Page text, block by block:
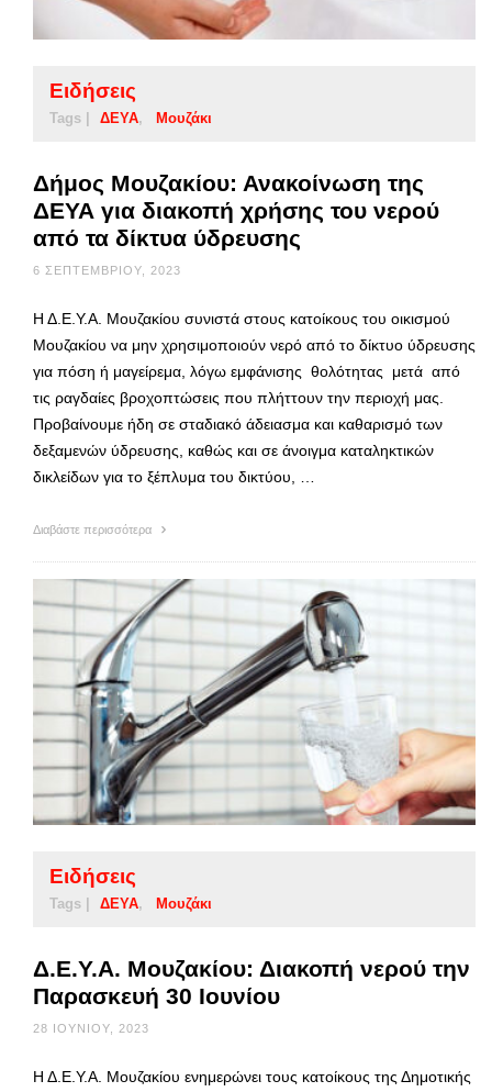
Ειδήσεις
Tags | ΔΕΥΑ Μουζάκι
Δήμος Μουζακίου: Ανακοίνωση της
ΔΕΥΑ για διακοπή χρήσης του νερού
από τα δίκτυα ύδρευσης
6 ΣΕΠΤΕΜΒΡΊΟΥ, 2023
Η Δ.Ε.Υ.Α. Μουζακίου συνιστά στους κατοίκους του οικισμού
Μουζακίου να μην χρησιμοποιούν νερό από το δίκτυο ύδρευσης
για πόση ή μαγείρεμα, λόγω εμφάνισης θολότητας μετά από
τις ραγδαίες βροχοπτώσεις που πλήττουν την περιοχή μας.
Προβαίνουμε ήδη σε σταδιακό άδειασμα και καθαρισμό των
δεξαμενών ύδρευσης, καθώς και σε άνοιγμα καταληκτικών
δικλείδων για το ξέπλυμα του δικτύου, …
Διαβάστε περισσότερα
Ειδήσεις
Tags | ΔΕΥΑ Μουζάκι
Δ.Ε.Υ.Α. Μουζακίου: Διακοπή νερού την
Παρασκευή 30 Ιουνίου
28 ΙΟΥΝΊΟΥ, 2023
Η Δ.Ε.Υ.Α. Μουζακίου ενημερώνει τους κατοίκους της Δημοτικής